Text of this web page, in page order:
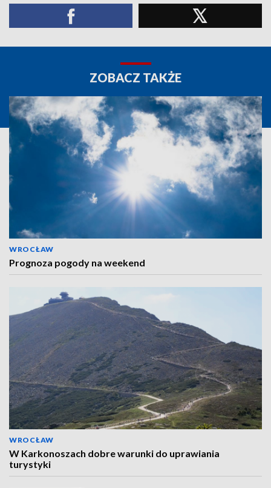
ZOBACZ TAKŻE
WROCŁAW
Prognoza pogody na weekend
WROCŁAW
W Karkonoszach dobre warunki do uprawiania
turystyki